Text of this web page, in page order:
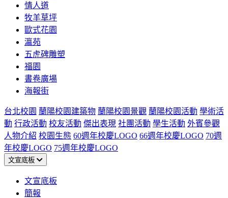
情人道
牧羊草坪
歐式花園
瀛苑
五虎碑雕塑
福園
書卷廣場
海報街
台北校園 蘭陽校園建築物 蘭陽校園景觀 蘭陽校園活動 學術活
動 行政活動 校友活動 傑出表現 社團活動 學生活動 外賓參觀
人物介紹 校園生態 60週年校慶LOGO 66週年校慶LOGO 70週
年校慶LOGO 75週年校慶LOGO
文宣底板
文宣底板
簡報